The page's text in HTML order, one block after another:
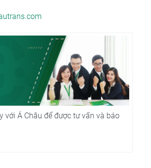
với Á Châu để được tư vấn và báo